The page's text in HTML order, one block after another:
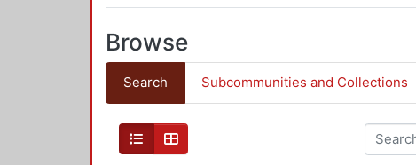
Browse
Search Subcommunities and Collections